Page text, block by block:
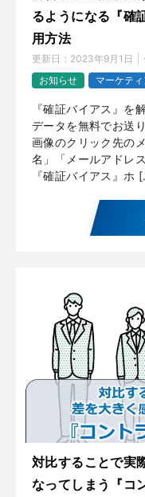
るようになる『確
用方法
更新日： 2023年9月1日
お知らせ
マーケテ
『確証バイアス』を
データを無料でお送
画像のクリック先の
名」「メールアドレ
『確証バイアス』ホ
対比することで実
なってしまう『コ